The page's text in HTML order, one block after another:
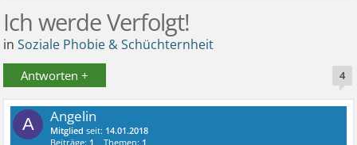
Ich werde Verfolgt!
inSoziale Phobie & Schüchternheit
Antworten + 4
A Angelin
Mitglied seit: 14.01.2018
Beiträge: 1 Themen: 1